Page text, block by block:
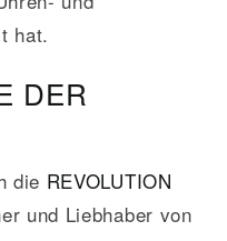
hat.
DER
die REVOLUTION
und Liebhaber von